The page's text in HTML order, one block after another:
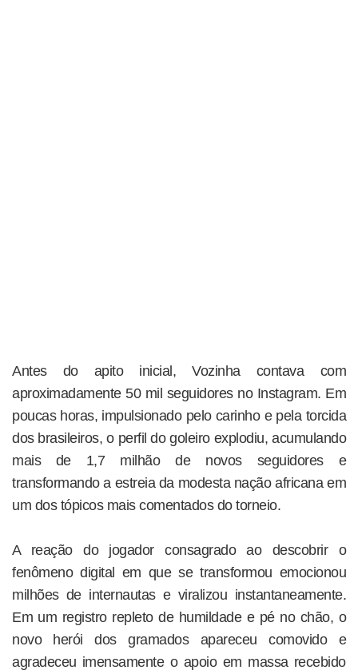
Antes do apito inicial, Vozinha contava com
aproximadamente 50 mil seguidores no Instagram. Em
poucas horas, impulsionado pelo carinho e pela torcida
dos brasileiros, o perfil do goleiro explodiu, acumulando
mais de 1,7 milhão de novos seguidores e
transformando a estreia da modesta nação africana em
um dos tópicos mais comentados do torneio.
A reação do jogador consagrado ao descobrir o
fenômeno digital em que se transformou emocionou
milhões de internautas e viralizou instantaneamente.
Em um registro repleto de humildade e pé no chão, o
novo herói dos gramados apareceu comovido e
agradeceu imensamente o apoio em massa recebido